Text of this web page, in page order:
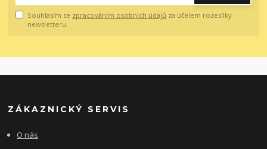
Souhlasím se zpracováním osobních údajů za účelem rozesílky
newsletteru.
ZÁKAZNICKÝ SERVIS
O nás